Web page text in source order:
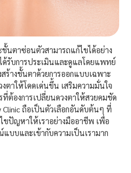
ตาซ่อนตัวสามารถแก้ไขได้อย่าง
ด้รับการประเมินและดูแลโดยแพทย์
ร้างชั้นตาด้วยการออกแบบเฉพาะ
ตาให้โดดเด่นขึ้น เสริมความมั่นใจ
ต้องการเปลี่ยนดวงตาให้สวยคมชัด
Clinic ถือเป็นตัวเลือกอันดับต้นๆ ที่
ปัญหาให้เราอย่างมืออาชีพ เพื่อ
บบและเข้ากับความเป็นเรามาก